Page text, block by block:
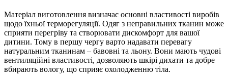
Матеріал виготовлення визначає основні властивості виробів
щодо їхньої терморегуляції. Одяг з неправильних тканин може
сприяти перегріву та створювати дискомфорт для вашої
дитини. Тому в першу чергу варто надавати перевагу
натуральним тканинам – бавовні та льону. Вони мають чудові
вентиляційні властивості, дозволяють шкірі дихати та добре
вбирають вологу, що сприяє охолодженню тіла.